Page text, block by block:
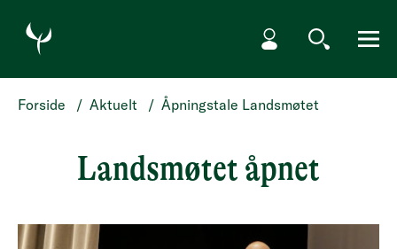
HOPP TIL HOVEDINNHOLD
Min side
Søk Meny
Forside / Aktuelt / Åpningstale Landsmøtet
Landsmøtet åpnet